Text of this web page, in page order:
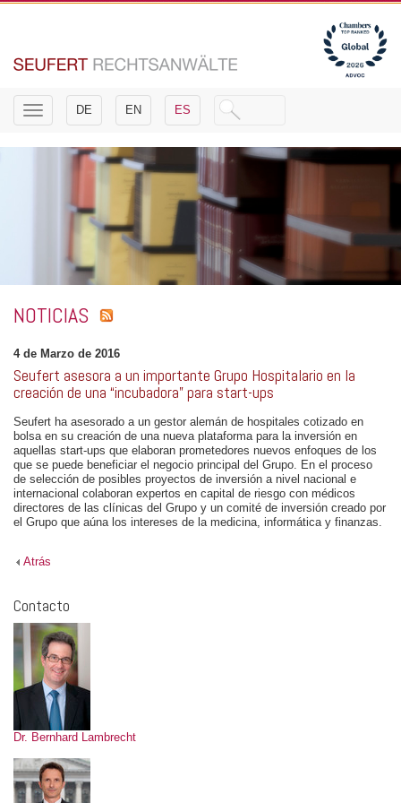
Toggle
navigation
DE EN ES
NOTICIAS
4 de Marzo de 2016
Seufert asesora a un importante Grupo Hospitalario en la
creación de una “incubadora” para start-ups
Seufert ha asesorado a un gestor alemán de hospitales cotizado en
bolsa en su creación de una nueva plataforma para la inversión en
aquellas start-ups que elaboran prometedores nuevos enfoques de los
que se puede beneficiar el negocio principal del Grupo. En el proceso
de selección de posibles proyectos de inversión a nivel nacional e
internacional colaboran expertos en capital de riesgo con médicos
directores de las clínicas del Grupo y un comité de inversión creado por
el Grupo que aúna los intereses de la medicina, informática y finanzas.
Atrás
Contacto
Dr. Bernhard Lambrecht